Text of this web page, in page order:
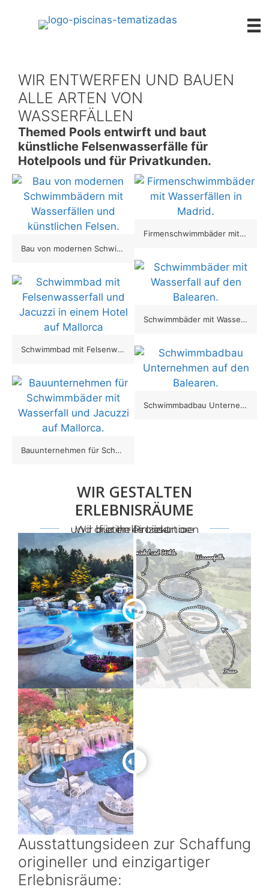
WIR ENTWERFEN UND BAUEN
ALLE ARTEN VON
WASSERFÄLLEN
Themed Pools entwirft und baut
künstliche Felsenwasserfälle für
Hotelpools und für Privatkunden.
Bau von modernen Schwimmbädern mit Wasserfällen und künstlichen Felsen.
Firmenschwimmbäder mit Wasserfällen in Madrid.
Schwimmbäder mit Wasserfall auf den Balearen.
Schwimmbad mit Felsenwasserfall und Jacuzzi in einem Hotel auf Mallorca
Schwimmbadbau Unternehmen auf den Balearen.
Bauunternehmen für Schwimmbäder mit Wasserfall und Jacuzzi auf Mallorca.
WIR GESTALTEN
ERLEBNISRÄUME
Wir bieten einzigartige und originelle Lösungen für Ihr Projekt
Ausstattungsideen zur Schaffung
origineller und einzigartiger
Erlebnisräume: